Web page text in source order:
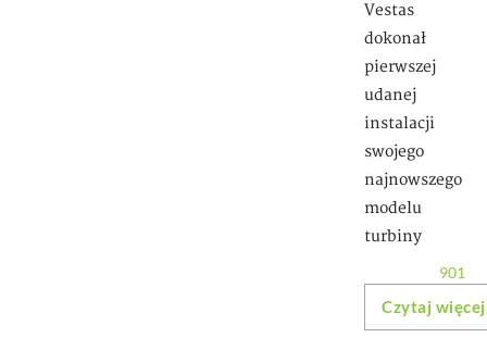
Vestas
dokonał
pierwszej
udanej
instalacji
swojego
najnowszego
modelu
turbiny
901
Czytaj więcej